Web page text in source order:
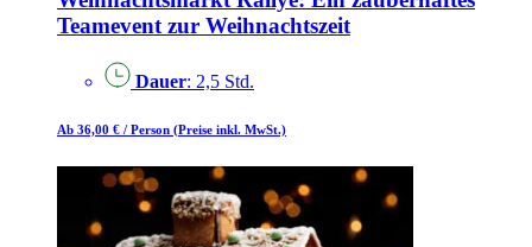
Teamevent zur Weihnachtszeit
Dauer: 2,5 Std.
Ab 36,00 € / Person (Preise inkl. MwSt.)